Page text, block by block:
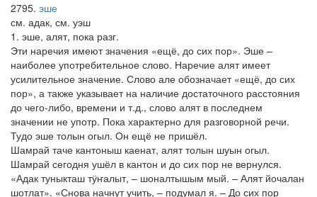
2795 эше
см. адак, см. уэш
1. эше, алят, пока разг.
Эти наречия имеют значения «ещё, до сих пор». Эше –
наиболее употребительное слово. Наречие алят имеет
усилительное значение. Слово але обозначает «ещё, до сих
пор», а также указывает на наличие достаточного расстояния
до чего-либо, времени и т.д., слово алят в последнем
значении не употр. Пока характерно для разговорной речи.
Тудо эше толын огыл. Он ещё не пришёл.
Шамрай таче кантоныш каенат, алят толын шуын огыл.
Шамрай сегодня ушёл в кантон и до сих пор не вернулся.
«Адак туныкташ тӱҥалыт, – шоналтышым мый. – Алят йочалан
шотлат». «Снова начнут учить, – подумал я. – До сих пор